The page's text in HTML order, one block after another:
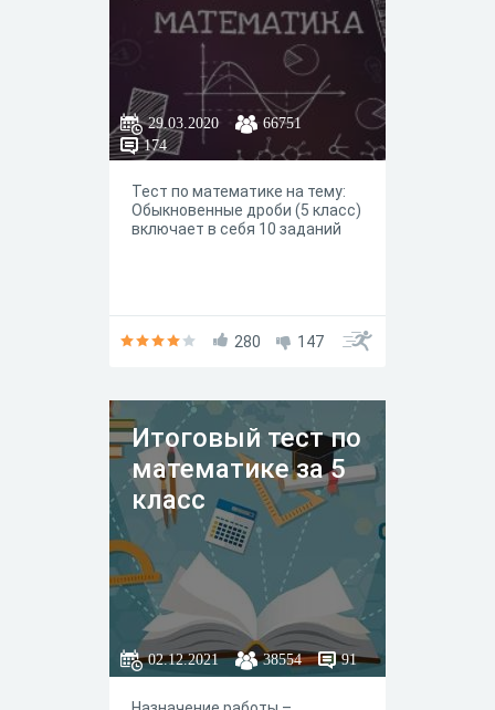
29.03.2020
66751
174
Тест по математике на тему:
Обыкновенные дроби (5 класс)
включает в себя 10 заданий
280 147
Итоговый тест по
математике за 5
класс
02.12.2021 38554 91